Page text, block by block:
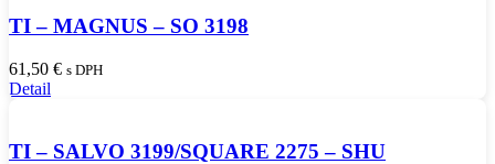
TI – MAGNUS – SO 3198
61,50 € s DPH
Detail
TI – SALVO 3199/SQUARE 2275 – SHU